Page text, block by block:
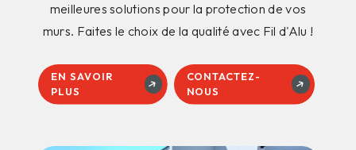
meilleures solutions pour la protection de vos
murs. Faites le choix de la qualité avec Fil d'Alu !
EN SAVOIR
PLUS
CONTACTEZ-
NOUS